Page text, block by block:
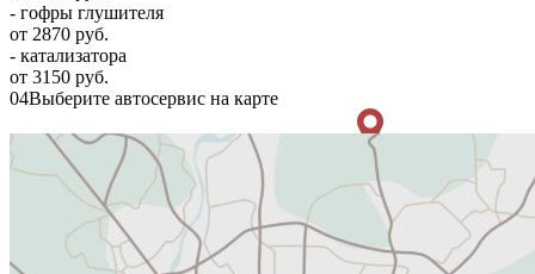
- гофры глушителя
от 2870 руб.
- катализатора
от 3150 руб.
04Выберите автосервис на карте